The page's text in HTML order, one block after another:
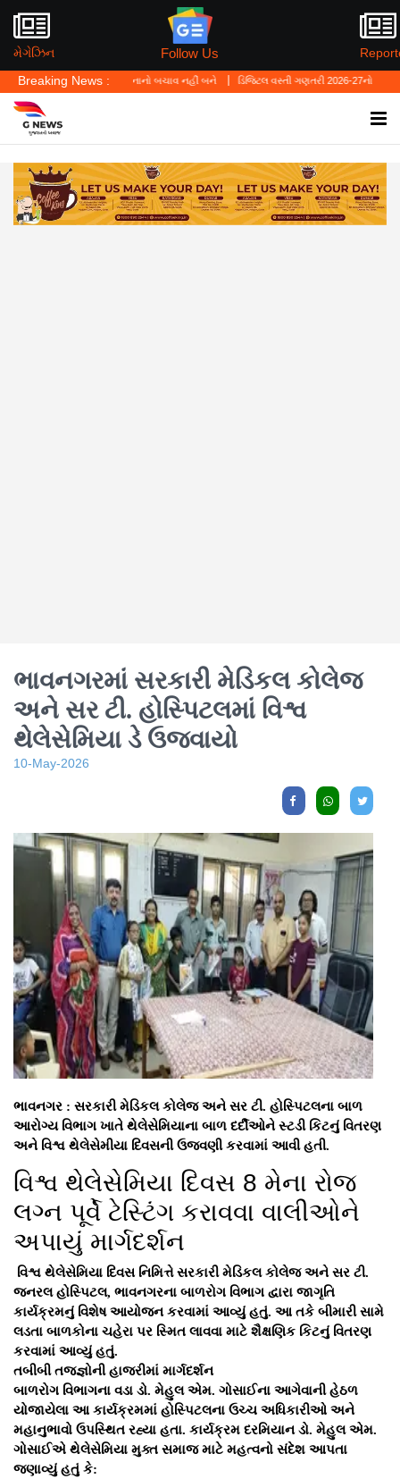
મેગેઝિન Follow Us
Breaking News :
લો' ગુનાનો બચાવ નહીં બને ડિજિટલ વસ્તી ગણતરી 2026-27નો પ્રારંભ, ઘર બેઠા આજે
ભાવનગરમાં સરકારી મેડિકલ કોલેજ
અને સર ટી. હોસ્પિટલમાં વિશ્વ
થેલેસેમિયા ડે ઉજવાયો
10-May-2026
ભાવનગર : સરકારી મેડિકલ કોલેજ અને સર ટી. હોસ્પિટલના બાળ
આરોગ્ય વિભાગ ખાતે થેલેસેમિયાના બાળ દર્દીઓને સ્ટડી કિટનું વિતરણ
અને વિશ્વ થેલેસેમીયા દિવસની ઉજવણી કરવામાં આવી હતી.
વિશ્વ થેલેસેમિયા દિવસ 8 મેના રોજ
લગ્ન પૂર્વે ટેસ્ટિંગ કરાવવા વાલીઓને
અપાયું માર્ગદર્શન
​ વિશ્વ થેલેસેમિયા દિવસ નિમિત્તે સરકારી મેડિકલ કોલેજ અને સર ટી.
જનરલ હોસ્પિટલ, ભાવનગરના બાળરોગ વિભાગ દ્વારા જાગૃતિ
કાર્યક્રમનું વિશેષ આયોજન કરવામાં આવ્યું હતું. આ તકે બીમારી સામે
લડતા બાળકોના ચહેરા પર સ્મિત લાવવા માટે શૈક્ષણિક કિટનું વિતરણ
કરવામાં આવ્યું હતું.
​તબીબી તજજ્ઞોની હાજરીમાં માર્ગદર્શન
​બાળરોગ વિભાગના વડા ડો. મેહુલ એમ. ગોસાઈના આગેવાની હેઠળ
યોજાયેલા આ કાર્યક્રમમાં હોસ્પિટલના ઉચ્ચ અધિકારીઓ અને
મહાનુભાવો ઉપસ્થિત રહ્યા હતા. કાર્યક્રમ દરમિયાન ડો. મેહુલ એમ.
ગોસાઈએ થેલેસેમિયા મુક્ત સમાજ માટે મહત્વનો સંદેશ આપતા
જણાવ્યું હતું કે: